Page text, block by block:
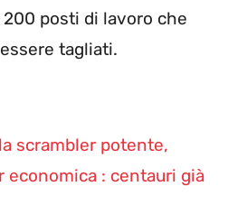
posti di lavoro che
tagliati.
scrambler potente,
economica : centauri già